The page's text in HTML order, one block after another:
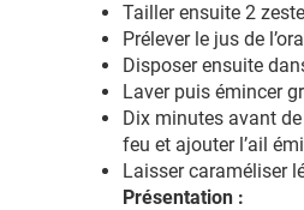
Tailler ensuite 2
Prélever le jus de
Disposer ensuite
Laver puis émincer
Dix minutes avant
feu et ajouter l’ail
Laisser caraméliser
Présentation :